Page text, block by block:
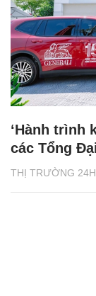
THỊ TRƯỜNG 24H
‘Hành trình
các Tổng